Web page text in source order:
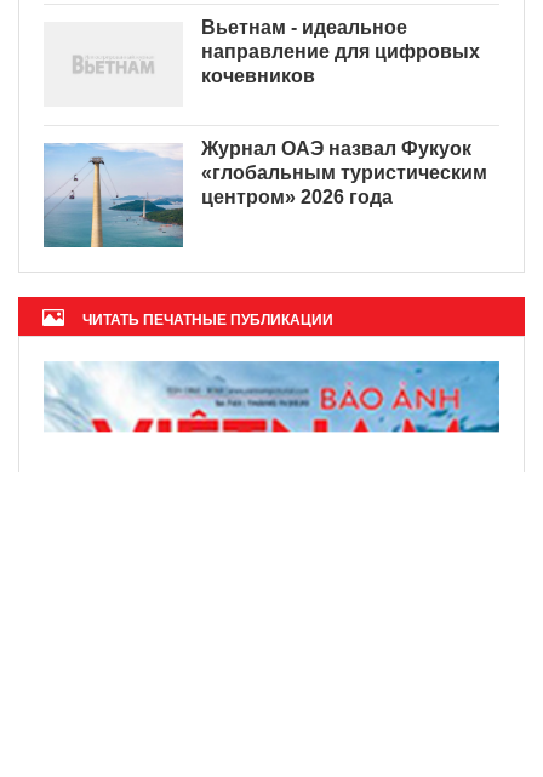
Вьетнам - идеальное
направление для цифровых
кочевников
Журнал ОАЭ назвал Фукуок
«глобальным туристическим
центром» 2026 года
ЧИТАТЬ ПЕЧАТНЫЕ ПУБЛИКАЦИИ